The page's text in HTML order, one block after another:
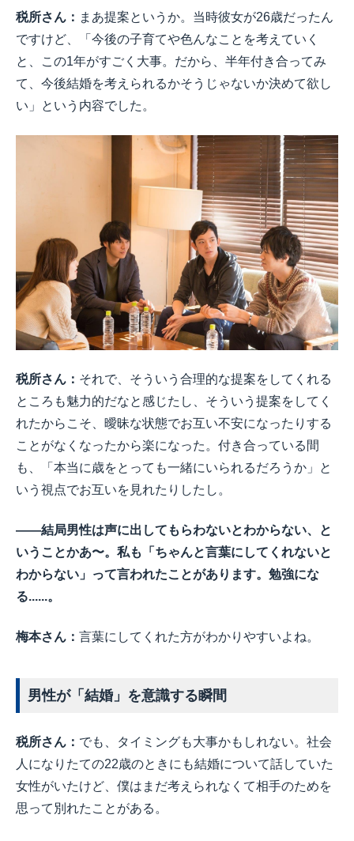
税所さん： まあ提案というか。当時彼女が26歳だったん
ですけど、「今後の子育てや色んなことを考えていく
と、この1年がすごく大事。だから、半年付き合ってみ
て、今後結婚を考えられるかそうじゃないか決めて欲し
い」という内容でした。
税所さん： それで、そういう合理的な提案をしてくれる
ところも魅力的だなと感じたし、そういう提案をしてく
れたからこそ、曖昧な状態でお互い不安になったりする
ことがなくなったから楽になった。付き合っている間
も、「本当に歳をとっても一緒にいられるだろうか」と
いう視点でお互いを見れたりしたし。
――結局男性は声に出してもらわないとわからない、と
いうことかあ〜。私も「ちゃんと言葉にしてくれないと
わからない」って言われたことがあります。勉強にな
る......。
梅本さん： 言葉にしてくれた方がわかりやすいよね。
男性が「結婚」を意識する瞬間
税所さん： でも、タイミングも大事かもしれない。社会
人になりたての22歳のときにも結婚について話していた
女性がいたけど、僕はまだ考えられなくて相手のためを
思って別れたことがある。